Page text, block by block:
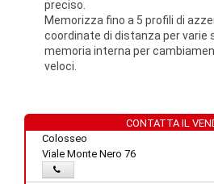
preciso.
Memorizza fino a 5 profili di
coordinate di distanza per varie
memoria interna per
veloci.
CONTATTA IL
Colosseo
Viale Monte Nero 76